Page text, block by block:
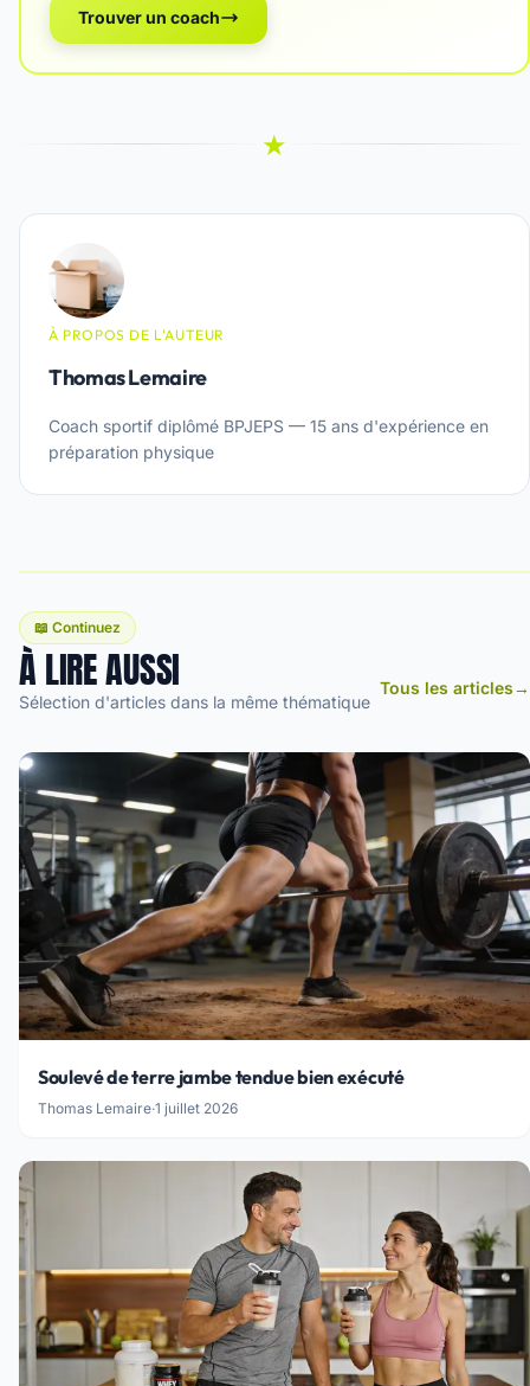
Trouver un coach
★
À PROPOS DE L'AUTEUR
Thomas Lemaire
Coach sportif diplômé BPJEPS — 15 ans d'expérience en
préparation physique
📖 Continuez
À LIRE AUSSI
Sélection d'articles dans la même thématique
Tous les articles→
Soulevé de terre jambe tendue bien exécuté
Thomas Lemaire·1 juillet 2026